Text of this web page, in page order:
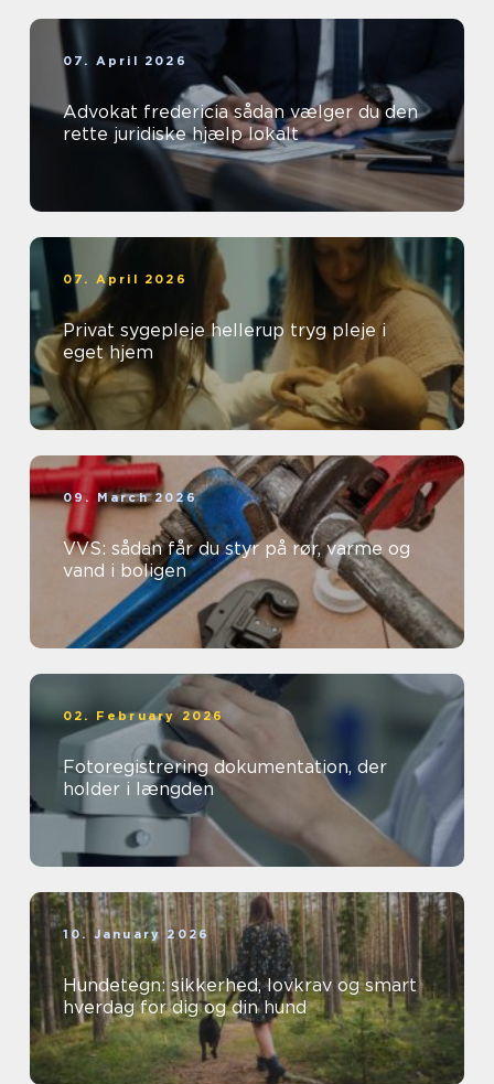
07. April 2026
Advokat fredericia sådan vælger du den
rette juridiske hjælp lokalt
07. April 2026
Privat sygepleje hellerup tryg pleje i
eget hjem
09. March 2026
VVS: sådan får du styr på rør, varme og
vand i boligen
02. February 2026
Fotoregistrering dokumentation, der
holder i længden
10. January 2026
Hundetegn: sikkerhed, lovkrav og smart
hverdag for dig og din hund